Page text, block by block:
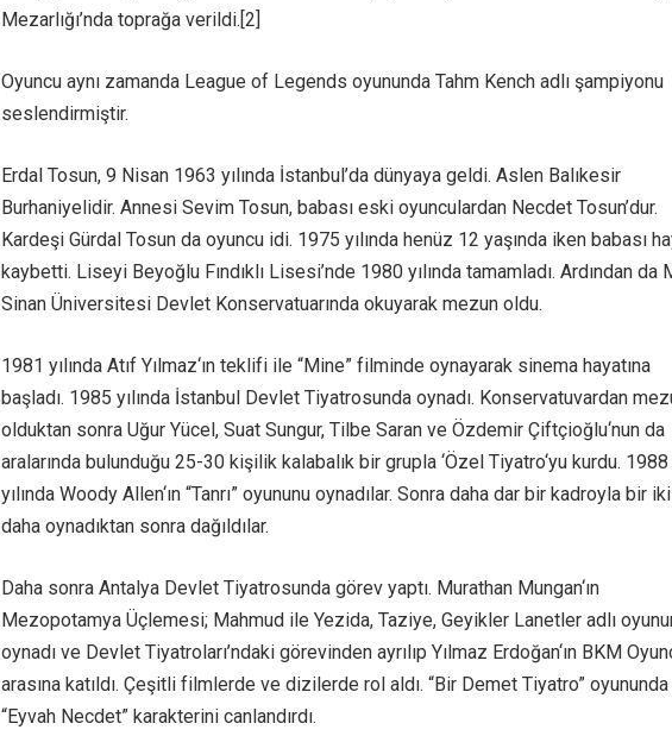
Mezarlığı’nda toprağa verildi.[2]
Oyuncu aynı zamanda League of Legends oyununda Tahm Kench adlı şampiyonu
seslendirmiştir.
Erdal Tosun, 9 Nisan 1963 yılında İstanbul’da dünyaya geldi. Aslen Balıkesir
Burhaniyelidir. Annesi Sevim Tosun, babası eski oyunculardan Necdet Tosun’dur.
Kardeşi Gürdal Tosun da oyuncu idi. 1975 yılında henüz 12 yaşında iken babası
kaybetti. Liseyi Beyoğlu Fındıklı Lisesi’nde 1980 yılında tamamladı. Ardından da
Sinan Üniversitesi Devlet Konservatuarında okuyarak mezun oldu.
1981 yılında Atıf Yılmaz‘ın teklifi ile “Mine” filminde oynayarak sinema hayatına
başladı. 1985 yılında İstanbul Devlet Tiyatrosunda oynadı. Konservatuvardan
olduktan sonra Uğur Yücel, Suat Sungur, Tilbe Saran ve Özdemir Çiftçioğlu‘nun da
aralarında bulunduğu 25-30 kişilik kalabalık bir grupla ‘Özel Tiyatro‘yu kurdu. 1988
yılında Woody Allen‘ın “Tanrı” oyununu oynadılar. Sonra daha dar bir kadroyla bir
daha oynadıktan sonra dağıldılar.
Daha sonra Antalya Devlet Tiyatrosunda görev yaptı. Murathan Mungan‘ın
Mezopotamya Üçlemesi; Mahmud ile Yezida, Taziye, Geyikler Lanetler adlı
oynadı ve Devlet Tiyatroları’ndaki görevinden ayrılıp Yılmaz Erdoğan‘ın BKM
arasına katıldı. Çeşitli filmlerde ve dizilerde rol aldı. “Bir Demet Tiyatro” oyununda
“Eyvah Necdet” karakterini canlandırdı.